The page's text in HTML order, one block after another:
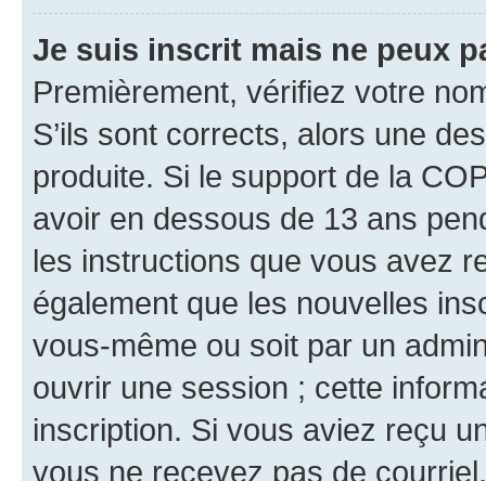
Je suis inscrit mais ne peux
Premièrement, vérifiez votre
S’ils sont corrects, alors une
produite. Si le support de la
avoir en dessous de 13 ans
les instructions que vous avez
également que les nouvelles
vous-même ou soit par un
ouvrir une session ; cette
inscription. Si vous aviez reçu
vous ne recevez pas de